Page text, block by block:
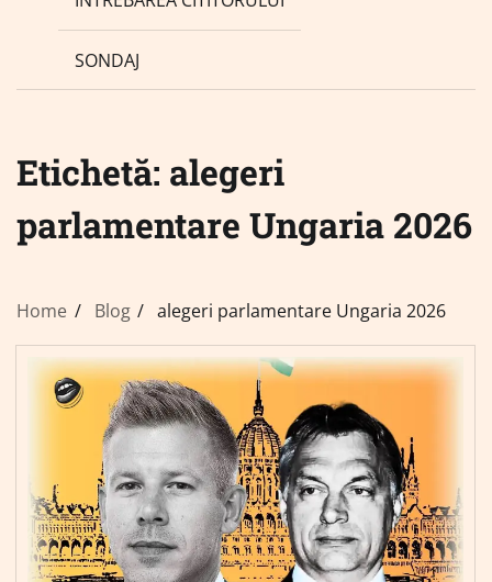
SONDAJ
Etichetă: alegeri
parlamentare Ungaria 2026
Home Blog alegeri parlamentare Ungaria 2026